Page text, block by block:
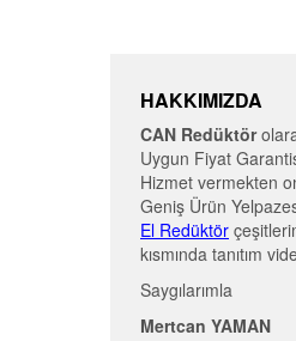
HAKKIMIZDA
CAN Redüktör
Uygun Fiyat
Hizmet vermekten
Geniş Ürün
El Redüktör
kısmında tanıtım
Saygılarımla
Mertcan YAMAN